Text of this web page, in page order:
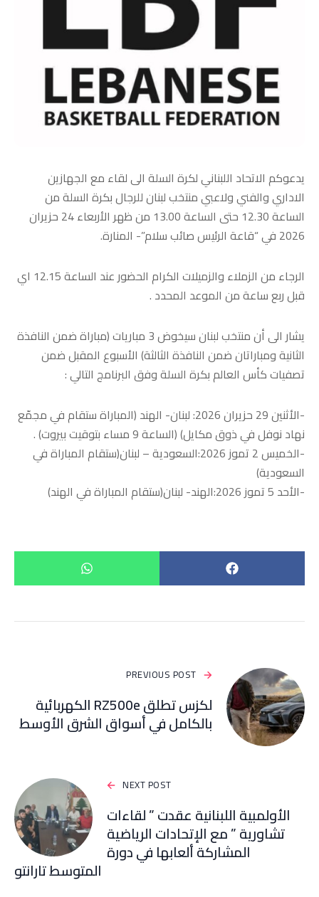
يدعوكم الاتحاد اللبناني لكرة السلة الى لقاء مع الجهازين
الاداري والفني ولاعبي منتخب لبنان للرجال بكرة السلة من
الساعة 12.30 حتى الساعة 13.00 من ظهر الأربعاء 24 حزيران
2026 في “قاعة الرئيس صائب سلام”- المنارة.
الرجاء من الزملاء والزميلات الكرام الحضور عند الساعة 12.15 اي
قبل ربع ساعة من الموعد المحدد .
يشار الى أن منتخب لبنان سيخوض 3 مباريات (مباراة ضمن النافذة
الثانية ومباراتان ضمن النافذة الثالثة) الأسبوع المقبل ضمن
تصفيات كأس العالم بكرة السلة وفق البرنامج التالي :
-الأثنين 29 حزيران 2026: لبنان- الهند (المباراة ستقام في مجمّع
نهاد نوفل في ذوق مكايل) (الساعة 9 مساء بتوقيت بيروت) .
-الخميس 2 تموز 2026:السعودية – لبنان(ستقام المباراة في
السعودية)
-الأحد 5 تموز 2026:الهند- لبنان(ستقام المباراة في الهند)
PREVIOUS POST
لكزس تطلق RZ500e الكهربائية
بالكامل في أسواق الشرق الأوسط
NEXT POST
الأولمبية اللبنانية عقدت ” لقاءات
تشاورية ” مع الإتحادات الرياضية
المشاركة ألعابها في دورة
المتوسط تارانتو